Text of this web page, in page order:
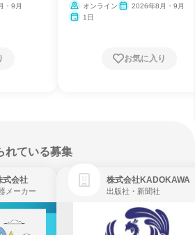
・9月
オンライン
2026年8月・9月
1日
お気に入り
れている募集
式会社
メーカー
株式会社KADOKAWA
出版社・新聞社